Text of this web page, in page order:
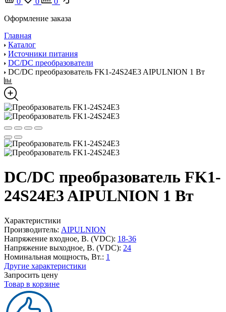
Оформление заказа
Главная
Каталог
Источники питания
DC/DC преобразователи
DC/DC преобразователь FK1-24S24E3 AIPULNION 1 Вт
DC/DC преобразователь FK1-
24S24E3 AIPULNION 1 Вт
Характеристики
Производитель: AIPULNION
Напряжение входное, В. (VDC): 18-36
Напряжение выходное, В. (VDC): 24
Номинальная мощность, Вт.: 1
Другие характеристики
Запросить цену
Товар в корзине